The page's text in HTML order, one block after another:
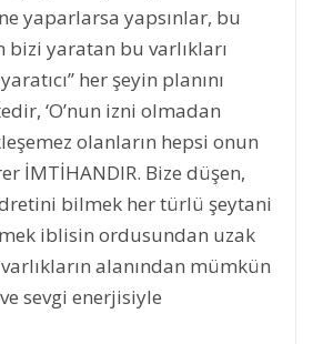
yaparlarsa yapsınlar, bu
bizi yaratan bu varlıkları
her şeyin planını
‘O’nun izni olmadan
olanların hepsi onun
İMTİHANDIR. Bize düşen,
bilmek her türlü şeytani
iblisin ordusundan uzak
alanından mümkün
sevgi enerjisiyle